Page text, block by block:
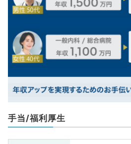
手当/福利厚生